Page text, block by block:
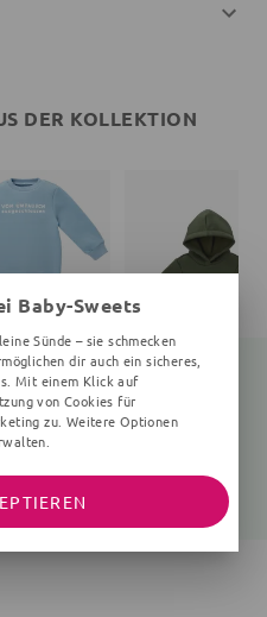
DER KOLLEKTION
Baby-Sweets
Sünde – sie schmecken
dir auch ein sicheres,
Mit einem Klick auf
von Cookies für
zu. Weitere Optionen